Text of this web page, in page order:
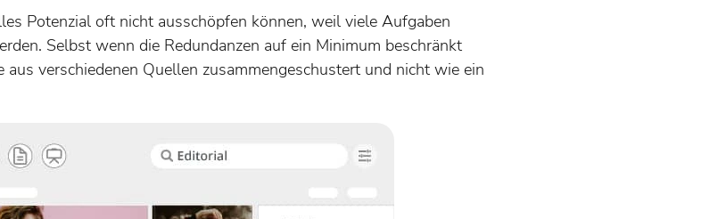
Potenzial oft nicht ausschöpfen können, weil viele Aufgaben
Selbst wenn die Redundanzen auf ein Minimum beschränkt
verschiedenen Quellen zusammengeschustert und nicht wie ein